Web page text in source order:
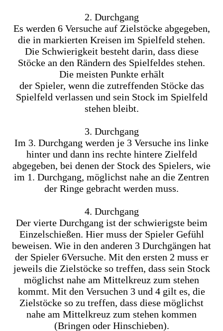
2. Durchgang
Es werden 6 Versuche auf Zielstöcke abgegeben,
die in markierten Kreisen im Spielfeld stehen.
Die Schwierigkeit besteht darin, dass diese
Stöcke an den Rändern des Spielfeldes stehen.
Die meisten Punkte erhält
der Spieler, wenn die zutreffenden Stöcke das
Spielfeld verlassen und sein Stock im Spielfeld
stehen bleibt.
3. Durchgang
Im 3. Durchgang werden je 3 Versuche ins linke
hinter und dann ins rechte hintere Zielfeld
abgegeben, bei denen der Stock des Spielers, wie
im 1. Durchgang, möglichst nahe an die Zentren
der Ringe gebracht werden muss.
4. Durchgang
Der vierte Durchgang ist der schwierigste beim
Einzelschießen. Hier muss der Spieler Gefühl
beweisen. Wie in den anderen 3 Durchgängen hat
der Spieler 6Versuche. Mit den ersten 2 muss er
jeweils die Zielstöcke so treffen, dass sein Stock
möglichst nahe am Mittelkreuz zum stehen
kommt. Mit den Versuchen 3 und 4 gilt es, die
Zielstöcke so zu treffen, dass diese möglichst
nahe am Mittelkreuz zum stehen kommen
(Bringen oder Hinschieben).